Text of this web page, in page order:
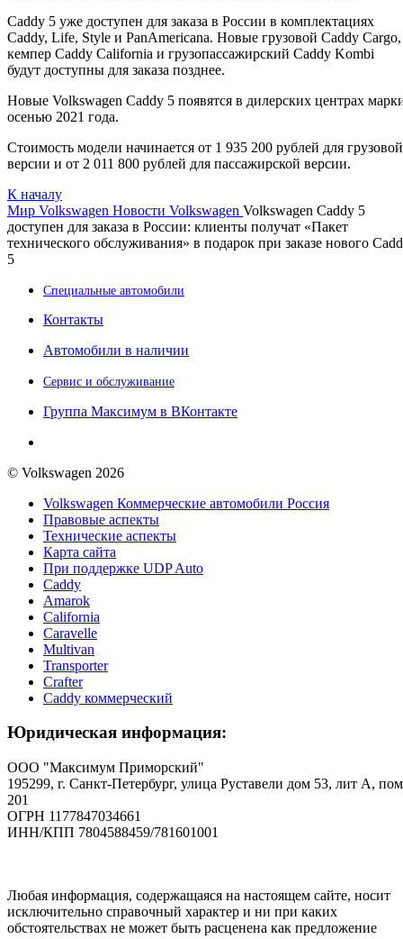
Caddy 5 уже доступен для заказа в России в комплектациях
Caddy, Life, Style и PanAmericana. Новые грузовой Caddy Cargo,
кемпер Caddy California и грузопассажирский Caddy Kombi
будут доступны для заказа позднее.
Новые Volkswagen Caddy 5 появятся в дилерских центрах
осенью 2021 года.
Стоимость модели начинается от 1 935 200 рублей для грузовой
версии и от 2 011 800 рублей для пассажирской версии.
К началу
Мир Volkswagen Новости Volkswagen Volkswagen Caddy 5
доступен для заказа в России: клиенты получат «Пакет
технического обслуживания» в подарок при заказе нового
5
Специальные автомобили
Контакты
Автомобили в наличии
Сервис и обслуживание
Группа Максимум в ВКонтакте
© Volkswagen 2026
Volkswagen Коммерческие автомобили Россия
Правовые аспекты
Технические аспекты
Карта сайта
При поддержке UDP Auto
Caddy
Amarok
California
Caravelle
Multivan
Transporter
Crafter
Caddy коммерческий
Юридическая информация:
ООО "Максимум Приморский"
195299, г. Санкт-Петербург, улица Руставели дом 53, лит А,
201
ОГРН 1177847034661
ИНН/КПП 7804588459/781601001
Любая информация, содержащаяся на настоящем сайте, носит
исключительно справочный характер и ни при каких
обстоятельствах не может быть расценена как предложение